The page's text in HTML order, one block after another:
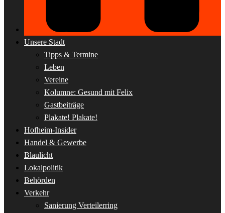
Unsere Stadt
Tipps & Termine
Leben
Vereine
Kolumne: Gesund mit Felix
Gastbeiträge
Plakate! Plakate!
Hofheim-Insider
Handel & Gewerbe
Blaulicht
Lokalpolitik
Behörden
Verkehr
Sanierung Verteilerring